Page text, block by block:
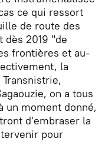
ce qui ressort
de route des
dès 2019 "de
frontières et au-
la
on a tous
un moment donné,
d'embraser la
pour